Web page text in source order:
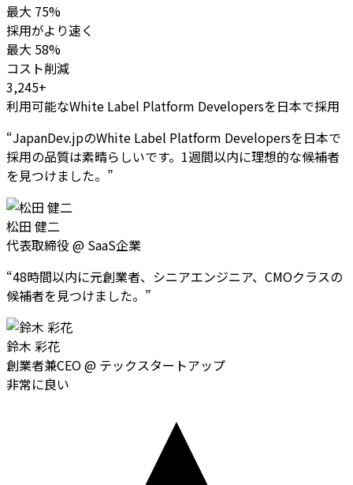
最大 75%
採用がより速く
最大 58%
コスト削減
3,245+
利用可能なWhite Label Platform Developersを日本で採用
“JapanDev.jpのWhite Label Platform Developersを日本で
採用の品質は素晴らしいです。1週間以内に理想的な候補者
を見つけました。 ”
松田 健二
代表取締役 @ SaaS企業
“48時間以内に元創業者、シニアエンジニア、CMOクラスの
候補者を見つけました。 ”
鈴木 彩花
創業者兼CEO@ テックスタートアップ
非常に良い